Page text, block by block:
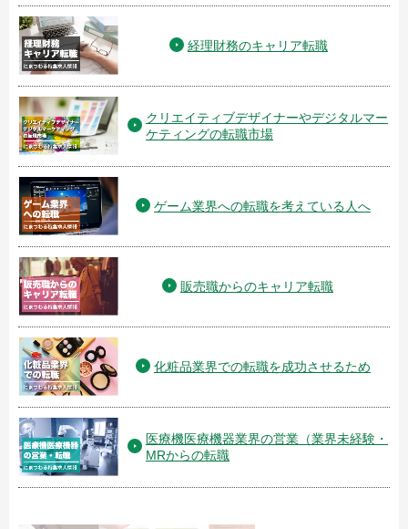
経理財務のキャリア転職
クリエイティブデザイナーやデジタルマー
ケティングの転職市場
ゲーム業界への転職を考えている人へ
販売職からのキャリア転職
化粧品業界での転職を成功させるため
医療機医療機器業界の営業（業界未経験・
MRからの転職